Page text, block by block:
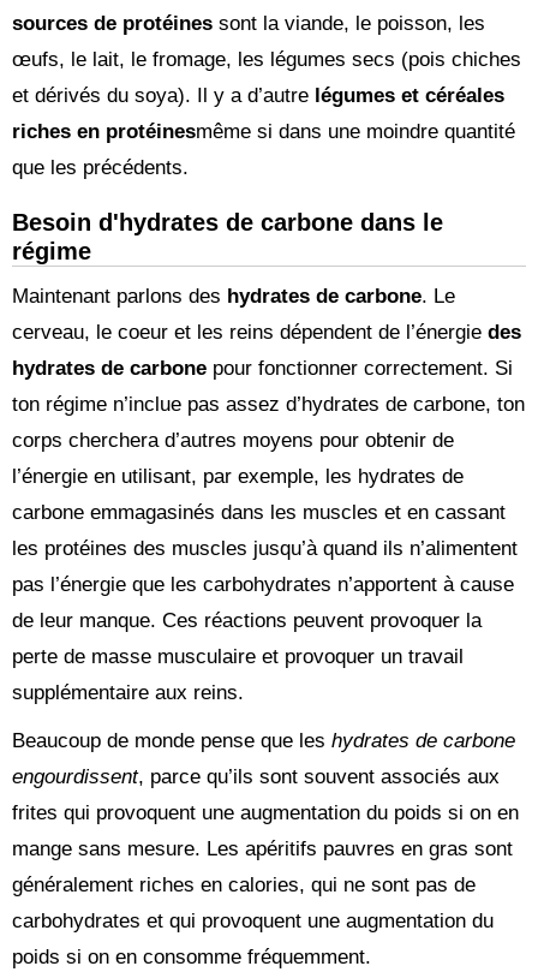
sources de protéines sont la viande, le poisson, les
œufs, le lait, le fromage, les légumes secs (pois chiches
et dérivés du soya). Il y a d’autre légumes et céréales
riches en protéinesmême si dans une moindre quantité
que les précédents.
Besoin d'hydrates de carbone dans le
régime
Maintenant parlons des hydrates de carbone. Le
cerveau, le coeur et les reins dépendent de l’énergie des
hydrates de carbone pour fonctionner correctement. Si
ton régime n’inclue pas assez d’hydrates de carbone, ton
corps cherchera d’autres moyens pour obtenir de
l’énergie en utilisant, par exemple, les hydrates de
carbone emmagasinés dans les muscles et en cassant
les protéines des muscles jusqu’à quand ils n’alimentent
pas l’énergie que les carbohydrates n’apportent à cause
de leur manque. Ces réactions peuvent provoquer la
perte de masse musculaire et provoquer un travail
supplémentaire aux reins.
Beaucoup de monde pense que les hydrates de carbone
engourdissent, parce qu’ils sont souvent associés aux
frites qui provoquent une augmentation du poids si on en
mange sans mesure. Les apéritifs pauvres en gras sont
généralement riches en calories, qui ne sont pas de
carbohydrates et qui provoquent une augmentation du
poids si on en consomme fréquemment.